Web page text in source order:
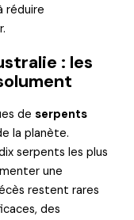
réduire
: les
deserpents
la planète.
serpents les plus
une
restent rares
des